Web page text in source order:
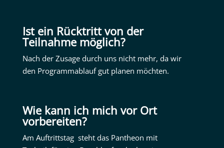
Ist ein Rücktritt von der
Teilnahme möglich?
Nach der Zusage durch uns nicht mehr, da wir
den Programmablauf gut planen möchten.
Wie kann ich mich vor Ort
vorbereiten?
Am Auftrittstag steht das Pantheon mit